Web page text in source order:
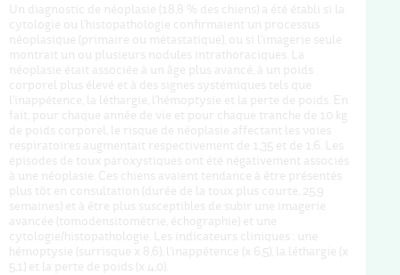
Un diagnostic de néoplasie (18,8 % des chiens) a été établi si la
cytologie ou l'histopathologie confirmaient un processus
néoplasique (primaire ou métastatique), ou si l'imagerie seule
montrait un ou plusieurs nodules intrathoraciques. La
néoplasie était associée à un âge plus avancé, à un poids
corporel plus élevé et à des signes systémiques tels que
l'inappétence, la léthargie, l'hémoptysie et la perte de poids. En
fait, pour chaque année de vie et pour chaque tranche de 10 kg
de poids corporel, le risque de néoplasie affectant les voies
respiratoires augmentait respectivement de 1,35 et de 1,6. Les
épisodes de toux paroxystiques ont été négativement associés
à une néoplasie. Ces chiens avaient tendance à être présentés
plus tôt en consultation (durée de la toux plus courte, 25,9
semaines) et à être plus susceptibles de subir une imagerie
avancée (tomodensitométrie, échographie) et une
cytologie/histopathologie. Les indicateurs cliniques : une
hémoptysie (surrisque x 8,6), l'inappétence (x 6,5), la léthargie (x
5,1) et la perte de poids (x 4,0).